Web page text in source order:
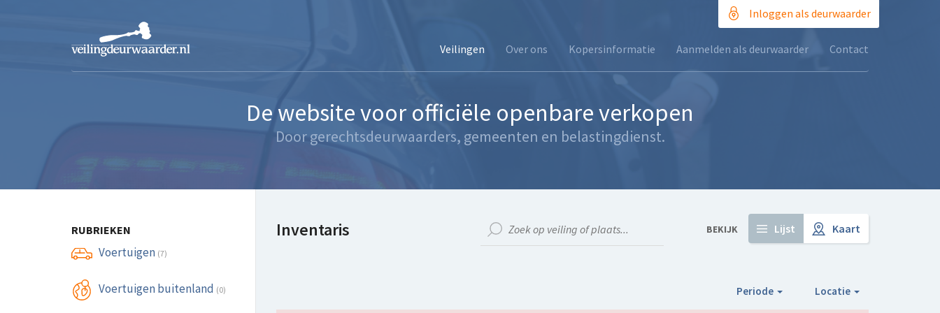
Inloggen als deurwaarder
Veilingen Over ons Kopersinformatie Aanmelden als deurwaarder Contact
De website voor officiële openbare verkopen
Door gerechtsdeurwaarders, gemeenten en belastingdienst.
RUBRIEKEN
Voertuigen (7)
Voertuigen buitenland (0)
Inventaris Lijst Kaart
BEKIJK
Locatie
Periode